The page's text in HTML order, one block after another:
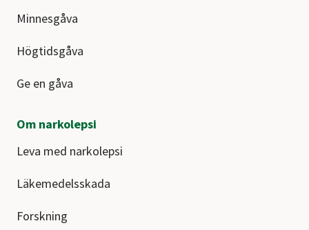
Minnesgåva
Högtidsgåva
Ge en gåva
Om narkolepsi
Leva med narkolepsi
Läkemedelsskada
Forskning